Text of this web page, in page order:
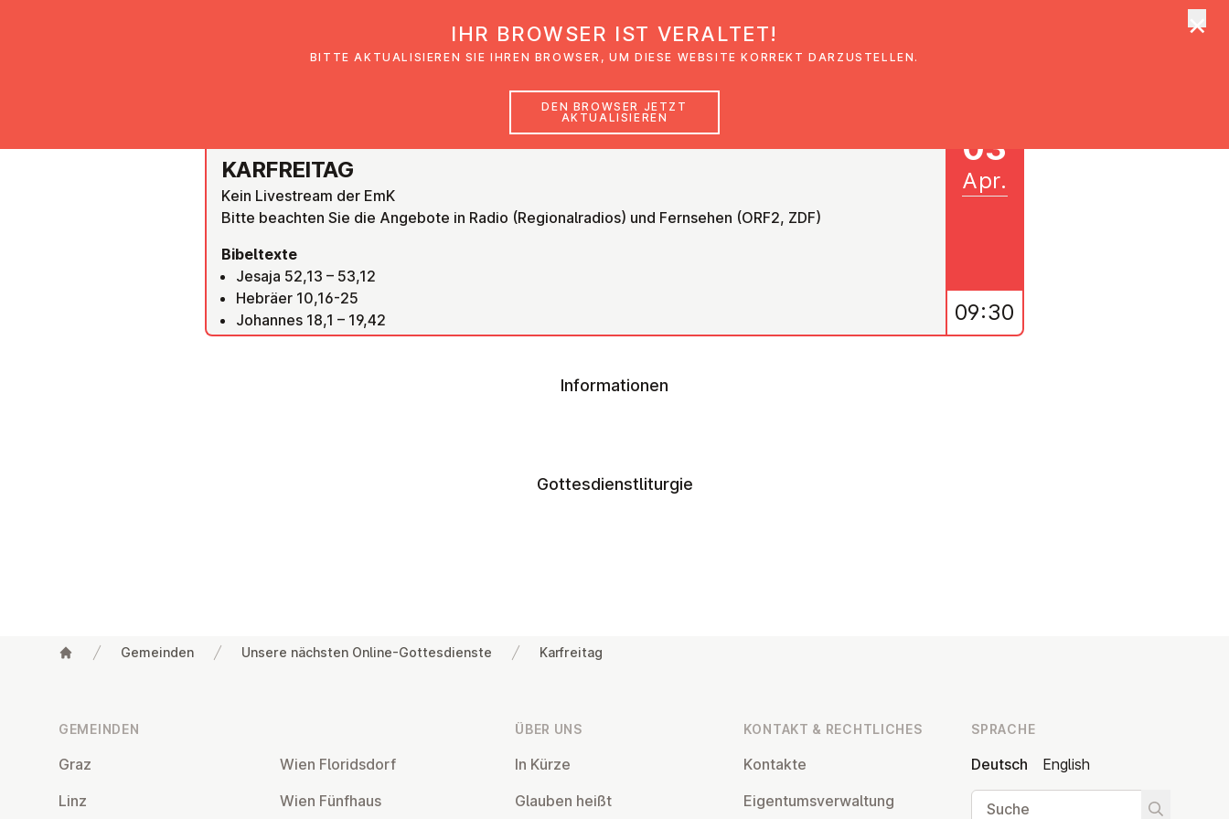
Glaubensimpulse News Veranstaltungen
KAR­FREI­TAG
Kein Livestream der EmK
Bitte beachten Sie die Angebote in Radio (Regionalradios) und Fernsehen (ORF2, ZDF)
Bibeltexte
Jesaja 52,13 – 53,12
Hebräer 10,16-25
Johannes 18,1 – 19,42
03
Apr.
09:30
Informationen
Gottesdienstliturgie
Gemeinden Unsere nächsten Online-Gottesdienste Karfreitag
GEMEINDEN
Graz
Linz
Wien Flo­rids­dorf
Wien Fünfhaus
ÜBER UNS
In Kürze
Glauben heißt
KONTAKT & RECHT­LI­CHES
Kontakte
Ei­gen­tums­ver­wal­tung
SPRACHE
Deutsch
English
Suche
IHR BROWSER IST VERALTET!
BITTE AKTUALISIEREN SIE IHREN BROWSER, UM DIESE WEBSITE KORREKT DARZUSTELLEN.
DEN BROWSER JETZT
AKTUALISIEREN
×